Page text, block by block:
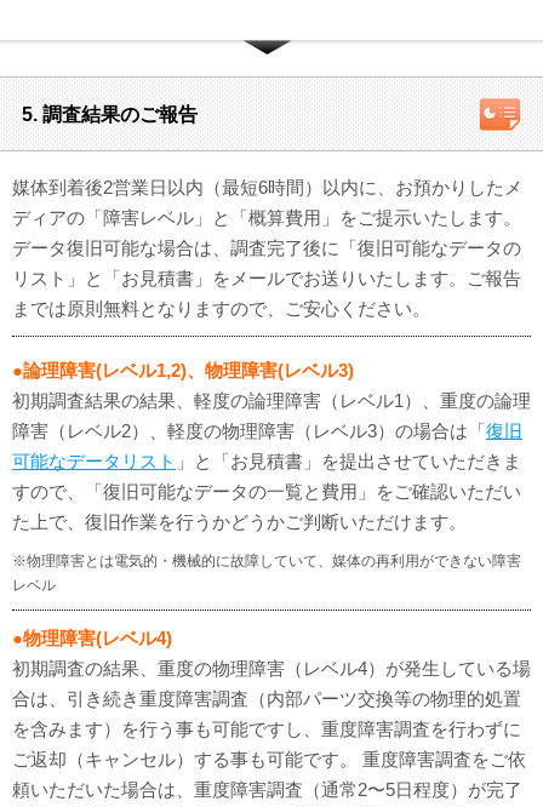
5. 調査結果のご報告
媒体到着後2営業日以内（最短6時間）以内に、お預かりしたメ
ディアの「障害レベル」と「概算費用」をご提示いたします。
データ復旧可能な場合は、調査完了後に「復旧可能なデータの
リスト」と「お見積書」をメールでお送りいたします。ご報告
までは原則無料となりますので、ご安心ください。
●論理障害(レベル1,2)、物理障害(レベル3)
初期調査結果の結果、軽度の論理障害（レベル1）、重度の論理
障害（レベル2）、軽度の物理障害（レベル3）の場合は「復旧
可能なデータリスト 」と「お見積書」を提出させていただきま
すので、「復旧可能なデータの一覧と費用」をご確認いただい
た上で、復旧作業を行うかどうかご判断いただけます。
※物理障害とは電気的・機械的に故障していて、媒体の再利用ができない障害
レベル
●物理障害(レベル4)
初期調査の結果、重度の物理障害（レベル4）が発生している場
合は、引き続き重度障害調査（内部パーツ交換等の物理的処置
を含みます）を行う事も可能ですし、重度障害調査を行わずに
ご返却（キャンセル）する事も可能です。 重度障害調査をご依
頼いただいた場合は、重度障害調査（通常2〜5日程度）が完了